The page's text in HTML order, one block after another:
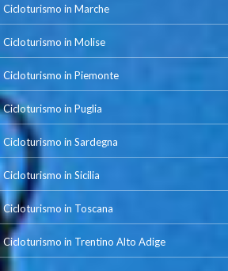
Cicloturismo in Marche
Cicloturismo in Molise
Cicloturismo in Piemonte
Cicloturismo in Puglia
Cicloturismo in Sardegna
Cicloturismo in Sicilia
Cicloturismo in Toscana
Cicloturismo in Trentino Alto Adige